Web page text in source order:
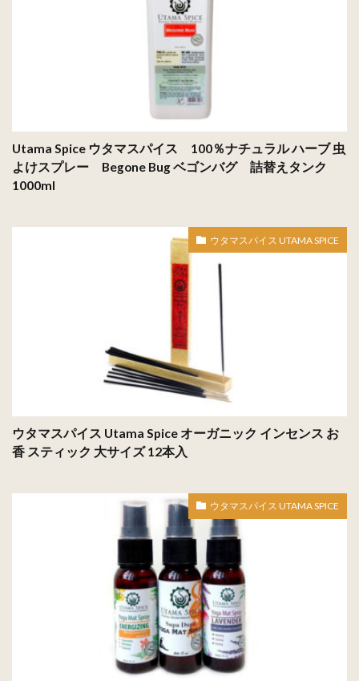
Utama Spice ウタマスパイス 100％ナチュラル ハーブ 虫
よけスプレー Begone Bug ベゴンバグ 詰替えタンク
1000ml
ウタマスパイス UTAMA SPICE
ウタマスパイス Utama Spice オーガニック インセンス お
香 スティック 大サイズ 12本入
ウタマスパイス UTAMA SPICE